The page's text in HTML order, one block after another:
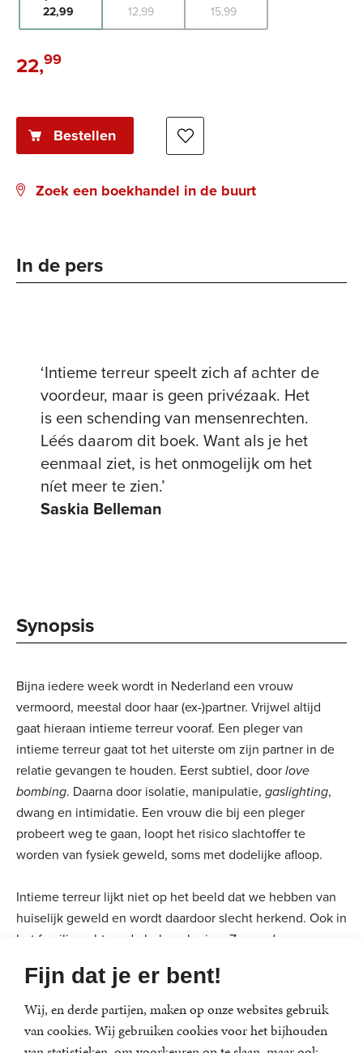
Fijn dat je er bent!
Wij, en derde partijen, maken op onze websites gebruik
van cookies. Wij gebruiken cookies voor het bijhouden
22,99
12,99
15,99
Paperback:
22,99
Bestellen
Zoek een boekhandel in de buurt
In de pers
‘Intieme terreur speelt zich af achter de
voordeur, maar is geen privézaak. Het
is een schending van mensenrechten.
Léés daarom dit boek. Want als je het
eenmaal ziet, is het onmogelijk om het
níet meer te zien.’
Saskia Belleman
Synopsis
Bijna iedere week wordt in Nederland een vrouw
vermoord, meestal door haar (ex-)partner. Vrijwel altijd
gaat hieraan intieme terreur vooraf. Een pleger van
intieme terreur gaat tot het uiterste om zijn partner in de
relatie gevangen te houden. Eerst subtiel, doorlove
bombing. Daarna door isolatie, manipulatie, gaslighting,
dwang en intimidatie. Een vrouw die bij een pleger
probeert weg te gaan, loopt het risico slachtoffer te
worden van fysiek geweld, soms met dodelijke afloop.
Intieme terreur lijkt niet op het beeld dat we hebben van
huiselijk geweld en wordt daardoor slecht herkend. Ook in
het familierecht en de hulpverlening. Zo worden vrouwen
slachtoffer van hun partner, maar ook van een systeem dat
schadelijk gedrag niet begrenst. Femicide is alleen te
bestrijden door het eerder signaleren en stoppen van
intieme terreur.